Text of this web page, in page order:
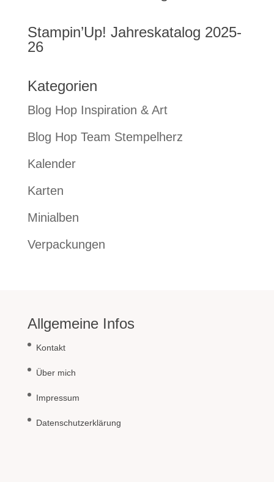
Stampin’Up! Jahreskatalog 2025-
26
Kategorien
Blog Hop Inspiration & Art
Blog Hop Team Stempelherz
Kalender
Karten
Minialben
Verpackungen
Allgemeine Infos
Kontakt
Über mich
Impressum
Datenschutzerklärung